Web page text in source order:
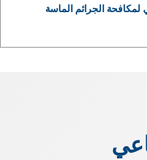
لمكافحة الجرائم الماسة